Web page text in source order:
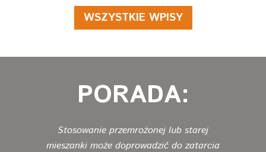
WSZYSTKIE WPISY
PORADA:
Stosowanie przemrożonej lub starej
mieszanki może doprowadzić do zatarcia